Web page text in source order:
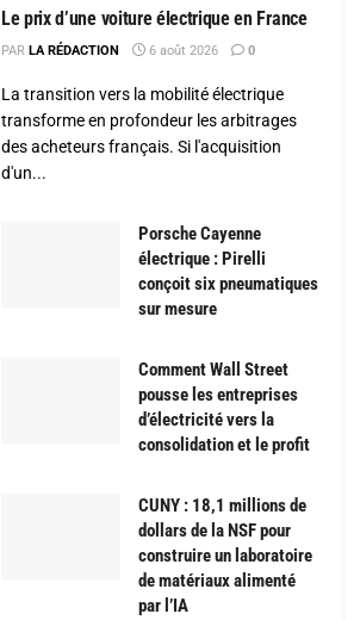
Le prix d’une voiture électrique en France
PAR LA RÉDACTION 6 août 2026 0
La transition vers la mobilité électrique
transforme en profondeur les arbitrages
des acheteurs français. Si l'acquisition
d'un...
Porsche Cayenne
électrique : Pirelli
conçoit six pneumatiques
sur mesure
Comment Wall Street
pousse les entreprises
d’électricité vers la
consolidation et le profit
CUNY : 18,1 millions de
dollars de la NSF pour
construire un laboratoire
de matériaux alimenté
par l’IA